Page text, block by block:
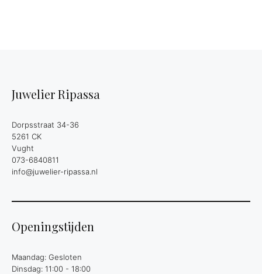
Juwelier Ripassa
Dorpsstraat 34-36
5261 CK
Vught
073-6840811
info@juwelier-ripassa.nl
Openingstijden
Maandag: Gesloten
Dinsdag: 11:00 - 18:00